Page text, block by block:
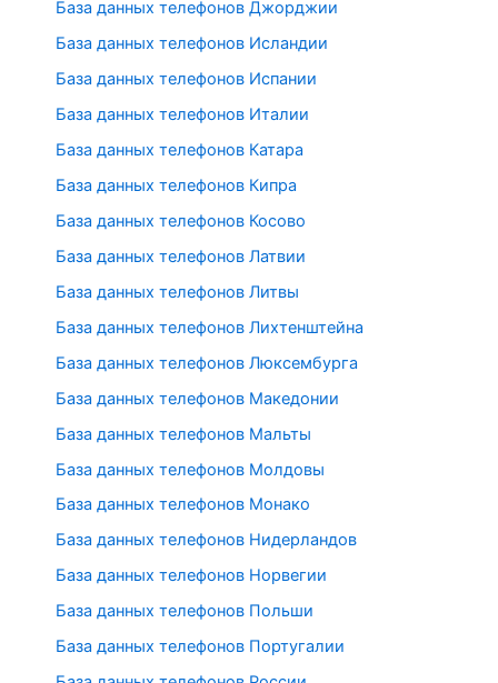
База данных телефонов Джорджии
База данных телефонов Исландии
База данных телефонов Испании
База данных телефонов Италии
База данных телефонов Катара
База данных телефонов Кипра
База данных телефонов Косово
База данных телефонов Латвии
База данных телефонов Литвы
База данных телефонов Лихтенштейна
База данных телефонов Люксембурга
База данных телефонов Македонии
База данных телефонов Мальты
База данных телефонов Молдовы
База данных телефонов Монако
База данных телефонов Нидерландов
База данных телефонов Норвегии
База данных телефонов Польши
База данных телефонов Португалии